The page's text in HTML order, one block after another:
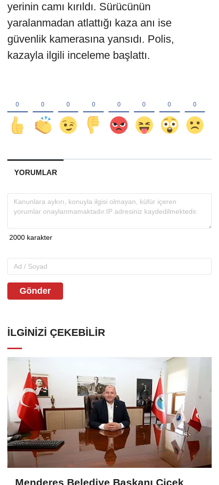
yerinin camı kırıldı. Sürücünün
yaralanmadan atlattığı kaza anı ise
güvenlik kamerasına yansıdı. Polis,
kazayla ilgili inceleme başlattı.
YORUMLAR
Gönder
İLGINIZI ÇEKEBILIR
Menderes Belediye Başkanı Çiçek